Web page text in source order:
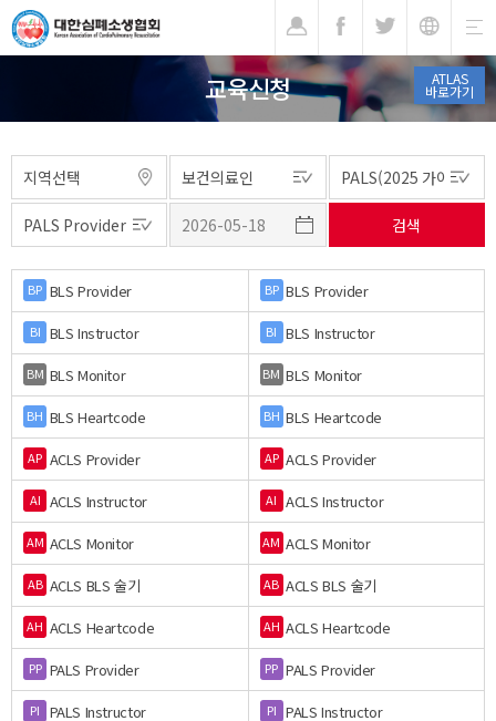
ATLAS
바로가기
교육신청
BP BLS Provider BP BLS Provider
BI BLS Instructor BI BLS Instructor
BM BLS Monitor BM BLS Monitor
BH BLS Heartcode BH BLS Heartcode
AP ACLS Provider AP ACLS Provider
AI ACLS Instructor AI ACLS Instructor
AM ACLS Monitor AM ACLS Monitor
AB ACLS BLS 술기 AB ACLS BLS 술기
AH ACLS Heartcode AH ACLS Heartcode
PP PALS Provider PP PALS Provider
PI PALS Instructor PI PALS Instructor